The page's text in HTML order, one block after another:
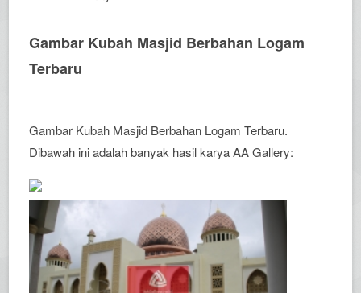
Gambar Kubah Masjid Berbahan Logam
Terbaru
Gambar Kubah Masjid Berbahan Logam Terbaru.
Dibawah ini adalah banyak hasil karya AA Gallery: